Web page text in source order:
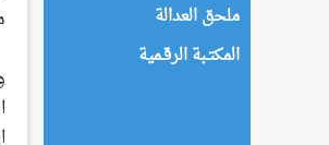
ملحق العدالة
المكتـبة الرقـمية